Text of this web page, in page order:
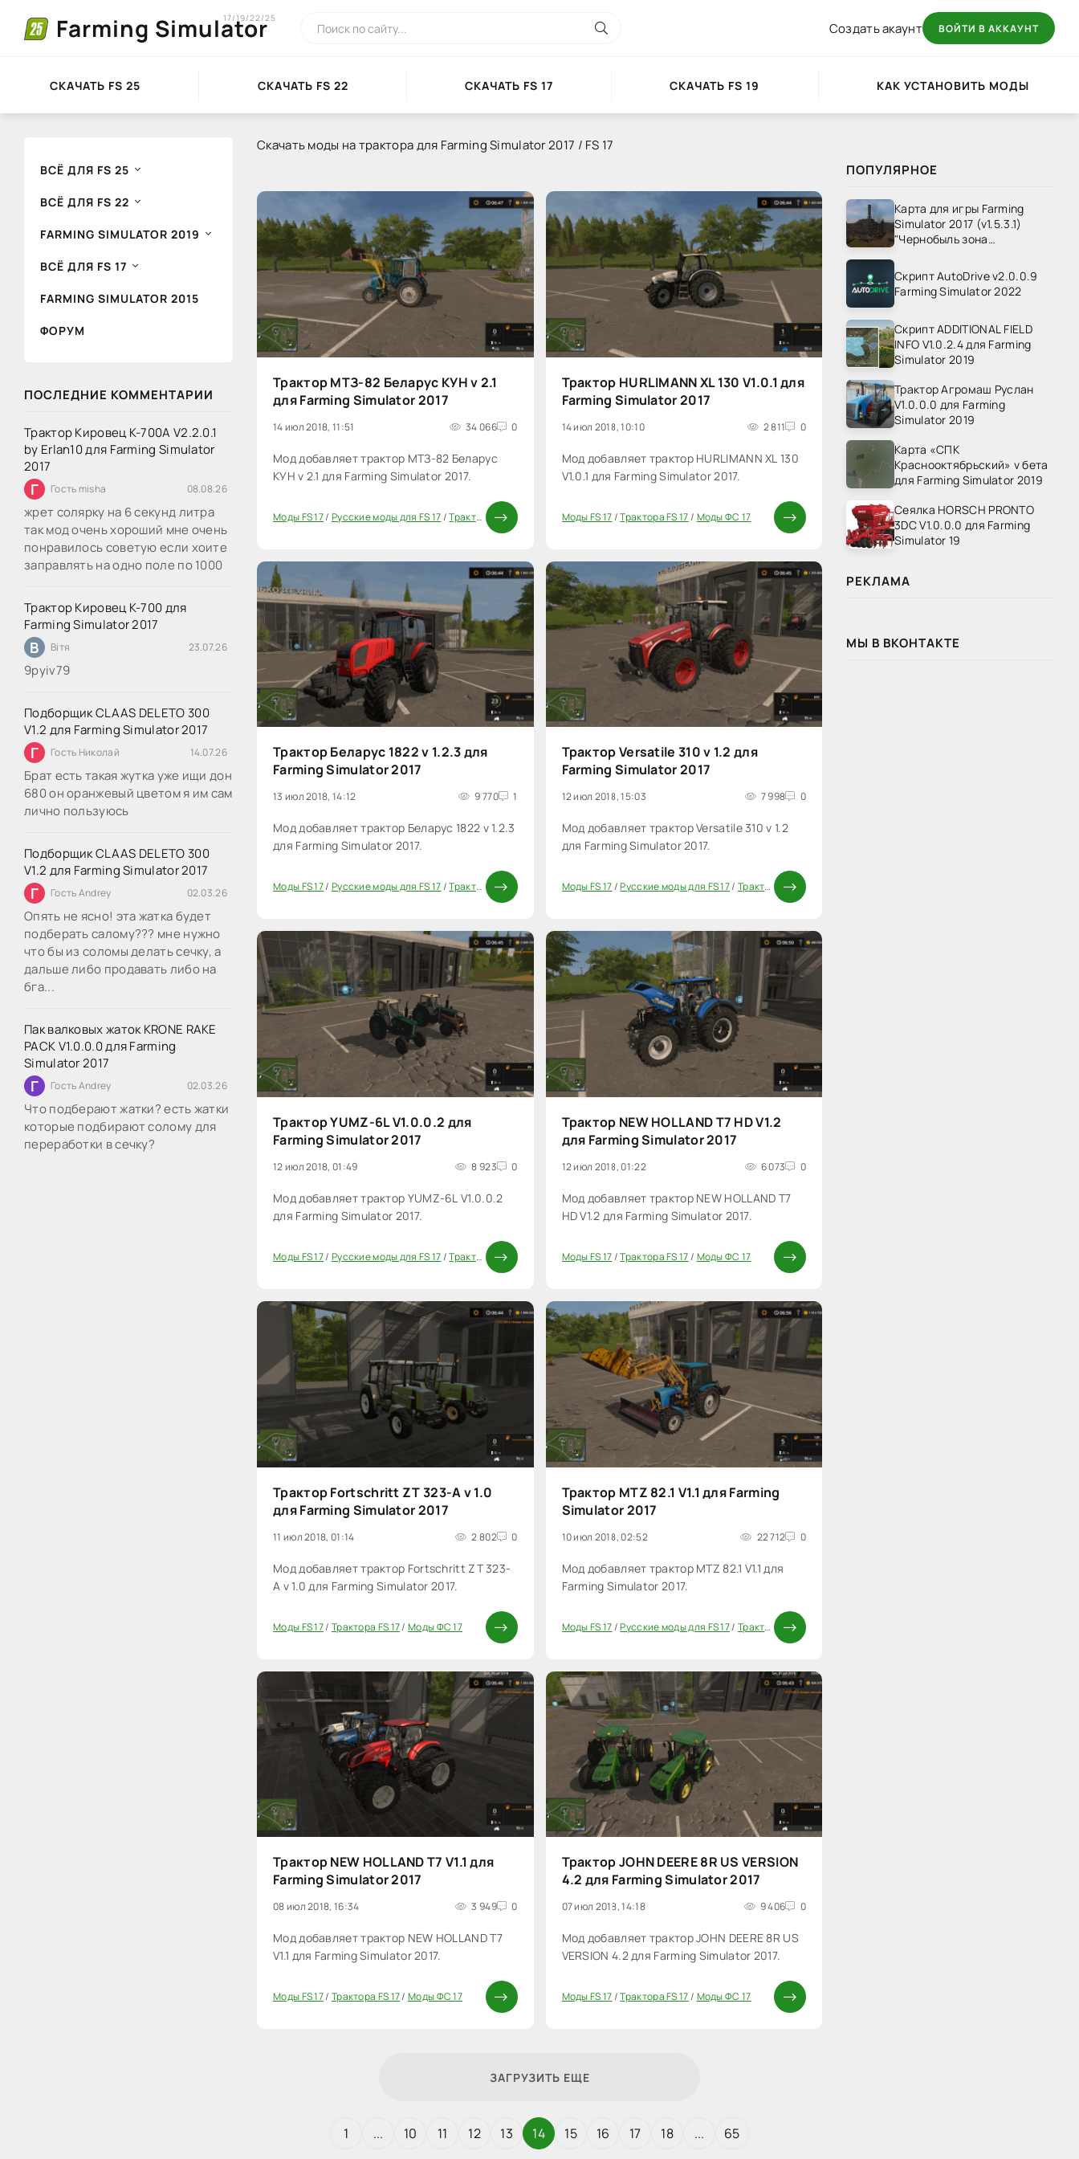
Farming Simulator
17/19/22/25
Создать акаунт ВОЙТИ В АККАУНТ
СКАЧАТЬ FS 25 СКАЧАТЬ FS 22 СКАЧАТЬ FS 17 СКАЧАТЬ FS 19 КАК УСТАНОВИТЬ МОДЫ
ВСЁ ДЛЯ FS 25
ВСЁ ДЛЯ FS 22
FARMING SIMULATOR 2019
ВСЁ ДЛЯ FS 17
FARMING SIMULATOR 2015
ФОРУМ
ПОСЛЕДНИЕ КОММЕНТАРИИ
Трактор Кировец К-700А V2.2.0.1
by Erlan10 для Farming Simulator
2017
Г Гость misha 08.08.26
жрет солярку на 6 секунд литра
так мод очень хороший мне очень
понравилось советую если хоите
заправлять на одно поле по 1000
Трактор Кировец К-700 для
Farming Simulator 2017
В Вітя 23.07.26
9руіv79
Подборщик CLAAS DELETO 300
V1.2 для Farming Simulator 2017
Г Гость Николай 14.07.26
Брат есть такая жутка уже ищи дон
680 он оранжевый цветом я им сам
лично пользуюсь
Подборщик CLAAS DELETO 300
V1.2 для Farming Simulator 2017
Г Гость Andrey 02.03.26
Опять не ясно! эта жатка будет
подберать салому??? мне нужно
что бы из соломы делать сечку, а
дальше либо продавать либо на
бга...
Пак валковых жаток KRONE RAKE
PACK V1.0.0.0 для Farming
Simulator 2017
Г Гость Andrey 02.03.26
Что подберают жатки? есть жатки
которые подбирают солому для
переработки в сечку?
Скачать моды на трактора для Farming Simulator 2017 / FS 17
Трактор МТЗ-82 Беларус КУН v 2.1
для Farming Simulator 2017
14 июл 2018, 11:51 34 066 0
Мод добавляет трактор МТЗ-82 Беларус
КУН v 2.1 для Farming Simulator 2017.
40
Моды FS 17/ Русские моды для FS 17/Трактора FS 17 / Моды ФС 17
Трактор HURLIMANN XL 130 V1.0.1 для
Farming Simulator 2017
14 июл 2018, 10:10 2 811 0
Мод добавляет трактор HURLIMANN XL 130
V1.0.1 для Farming Simulator 2017.
20
Моды FS 17/Трактора FS 17/ Моды ФС 17
Трактор Беларус 1822 v 1.2.3 для
Farming Simulator 2017
13 июл 2018, 14:12 9 770 1
Мод добавляет трактор Беларус 1822 v 1.2.3
для Farming Simulator 2017.
Моды FS 17/ Русские моды для FS 17/Трактора FS 17 / Моды ФС 17
Трактор Versatile 310 v 1.2 для
Farming Simulator 2017
12 июл 2018, 15:03 7 998 0
Мод добавляет трактор Versatile 310 v 1.2
для Farming Simulator 2017.
20
Моды FS 17/Русские моды для FS 17/ Трактора FS 17
Трактор YUMZ-6L V1.0.0.2 для
Farming Simulator 2017
12 июл 2018, 01:49 8 923 0
Мод добавляет трактор YUMZ-6L V1.0.0.2
для Farming Simulator 2017.
Моды FS 17/ Русские моды для FS 17/Трактора FS 17 / Моды ФС 17
Трактор NEW HOLLAND T7 HD V1.2
для Farming Simulator 2017
12 июл 2018, 01:22 6 073 0
Мод добавляет трактор NEW HOLLAND T7
HD V1.2 для Farming Simulator 2017.
40
Моды FS 17/Трактора FS 17/ Моды ФС 17
Трактор Fortschritt ZT 323-A v 1.0
для Farming Simulator 2017
11 июл 2018, 01:14 2 802 0
Мод добавляет трактор Fortschritt ZT 323-
A v 1.0 для Farming Simulator 2017.
Моды FS 17/ Трактора FS 17/Моды ФС 17
Трактор MTZ 82.1 V1.1 для Farming
Simulator 2017
10 июл 2018, 02:52 22 712 0
Мод добавляет трактор MTZ 82.1 V1.1 для
Farming Simulator 2017.
40
Моды FS 17/Русские моды для FS 17/ Трактора FS 17
Трактор NEW HOLLAND T7 V1.1 для
Farming Simulator 2017
08 июл 2018, 16:34 3 949 0
Мод добавляет трактор NEW HOLLAND T7
V1.1 для Farming Simulator 2017.
Моды FS 17/ Трактора FS 17/Моды ФС 17
Трактор JOHN DEERE 8R US VERSION
4.2 для Farming Simulator 2017
07 июл 2018, 14:18 9 406 0
Мод добавляет трактор JOHN DEERE 8R US
VERSION 4.2 для Farming Simulator 2017.
40
Моды FS 17/Трактора FS 17/ Моды ФС 17
ЗАГРУЗИТЬ ЕЩЕ
1 ... 10 11 12 13 14 15 16 17 18 ... 65
ПОПУЛЯРНОЕ
Карта для игры Farming
Simulator 2017 (v1.5.3.1)
"Чернобыль зона
Скрипт AutoDrive v2.0.0.9
Farming Simulator 2022
Скрипт ADDITIONAL FIELD
INFO V1.0.2.4 для Farming
Simulator 2019
Трактор Агромаш Руслан
V1.0.0.0 для Farming
Simulator 2019
Карта «СПК
Краснооктябрьский» v бета
для Farming Simulator 2019
Сеялка HORSCH PRONTO
3DC V1.0.0.0 для Farming
Simulator 19
РЕКЛАМА
МЫ В ВКОНТАКТЕ